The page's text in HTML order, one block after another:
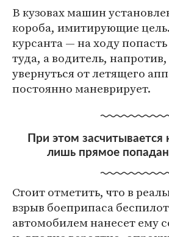
В кузовах машин
короба, имитирующие
курсанта — на ходу
туда, а водитель,
увернуться от летящего
постоянно маневрирует.
При этом засчитывается
лишь прямое
Стоит отметить, что в
взрыв боеприпаса
автомобилем нанесет ему